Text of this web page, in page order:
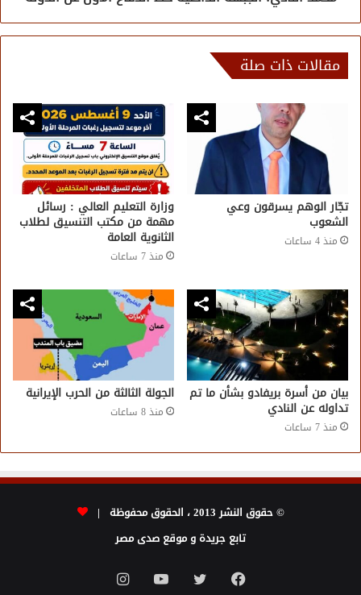
مقالات ذات صلة
تجّار الوهم يسرقون وعي
الشعوب
منذ 4 ساعات
وزارة التعليم العالي : رسائل
مهمة من مكتب التنسيق لطلاب
الثانوية العامة
منذ 7 ساعات
بيان من أسرة بريفادو بشأن ما تم
تداوله عن النادي
منذ 7 ساعات
الجولة الثالثة من الحرب الإيرانية
منذ 8 ساعات
© حقوق النشر 2013 ، الحقوق محفوظة |
تابع جريدة و موقع صدى مصر
فيسبوك تويتر يوتيوبانستقرام